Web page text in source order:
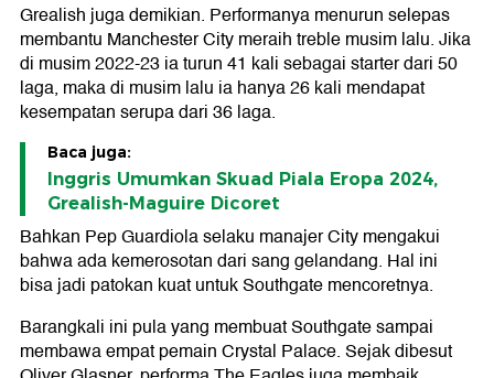
Grealish juga demikian. Performanya menurun selepas
membantu Manchester City meraih treble musim lalu. Jika
di musim 2022-23 ia turun 41 kali sebagai starter dari 50
laga, maka di musim lalu ia hanya 26 kali mendapat
kesempatan serupa dari 36 laga.
Baca juga:
Inggris Umumkan Skuad Piala Eropa 2024,
Grealish-Maguire Dicoret
Bahkan Pep Guardiola selaku manajer City mengakui
bahwa ada kemerosotan dari sang gelandang. Hal ini
bisa jadi patokan kuat untuk Southgate mencoretnya.
Barangkali ini pula yang membuat Southgate sampai
membawa empat pemain Crystal Palace. Sejak dibesut